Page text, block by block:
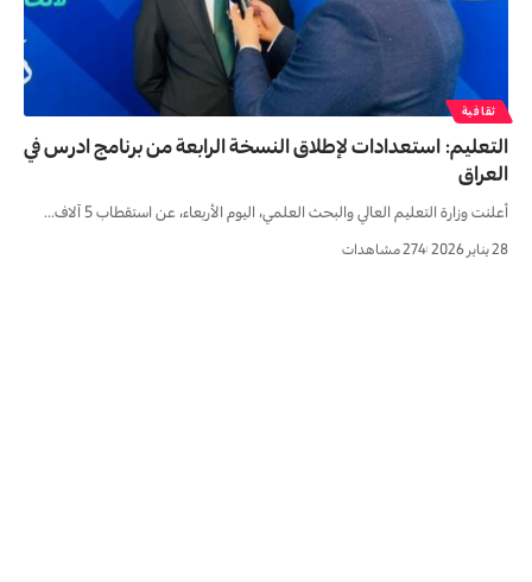
ثقافية
التعليم: استعدادات لإطلاق النسخة الرابعة من برنامج ادرس في
العراق
أعلنت وزارة التعليم العالي والبحث العلمي، اليوم الأربعاء، عن استقطاب 5 آلاف…
28 يناير 2026 274 مشاهدات